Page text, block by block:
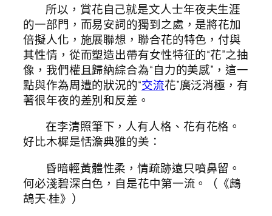
所以，賞花自己就是文人士年夜夫生涯
的一部門，而易安詞的獨到之處，是將花加
倍擬人化，施展聯想，聯合花的特色，付與
其性情，從而塑造出帶有女性特征的“花”之抽
像，我們權且歸納綜合為“自力的美感”，這一
點與作為周遭的狀況的“交流花”廣泛消極，有
著很年夜的差別和反差。
在李清照筆下，人有人格、花有花格。
好比木樨是恬澹典雅的美：
昏暗輕黃體性柔，情疏跡遠只噴鼻留。
何必淺碧深白色，自是花中第一流。（《鷓
鴣天·桂》）